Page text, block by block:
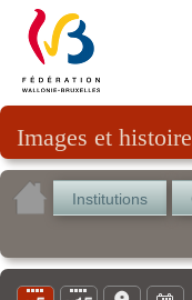
Images et
Institutions